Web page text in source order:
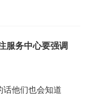
服务中心要强调
他们也会知道